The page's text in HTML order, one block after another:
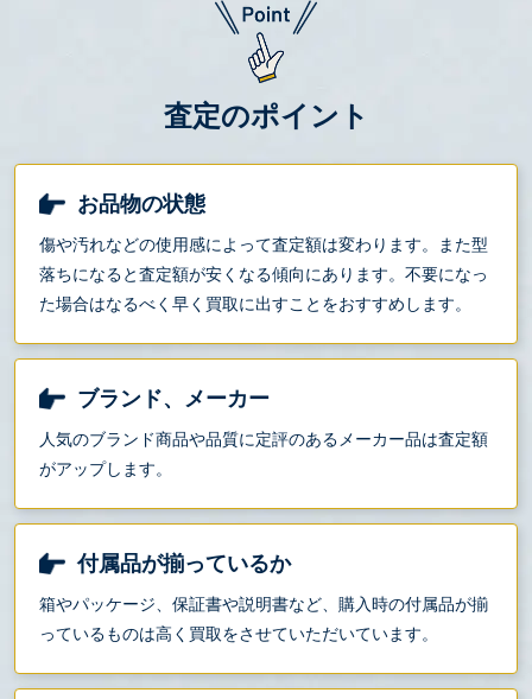
査定のポイント
お品物の状態
傷や汚れなどの使用感によって査定額は変わります。また型
落ちになると査定額が安くなる傾向にあります。不要になっ
た場合はなるべく早く買取に出すことをおすすめします。
ブランド、メーカー
人気のブランド商品や品質に定評のあるメーカー品は査定額
がアップします。
付属品が揃っているか
箱やパッケージ、保証書や説明書など、購入時の付属品が揃
っているものは高く買取をさせていただいています。